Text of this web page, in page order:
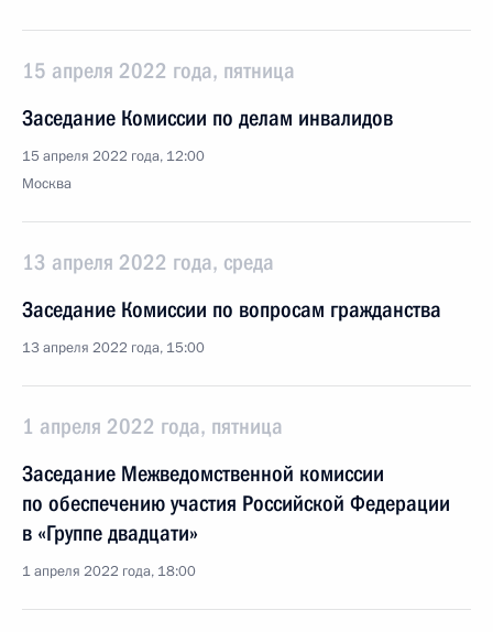
15 апреля 2022 года, пятница
Заседание Комиссии по делам инвалидов
15 апреля 2022 года, 12:00
Москва
13 апреля 2022 года, среда
Заседание Комиссии по вопросам гражданства
13 апреля 2022 года, 15:00
1 апреля 2022 года, пятница
Заседание Межведомственной комиссии
по обеспечению участия Российской Федерации
в «Группе двадцати»
1 апреля 2022 года, 18:00